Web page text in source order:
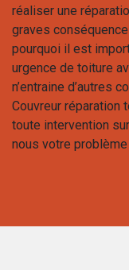
réaliser une
graves
pourquoi il est
urgence de toiture
n’entraine d’autres
Couvreur réparation
toute intervention
nous votre